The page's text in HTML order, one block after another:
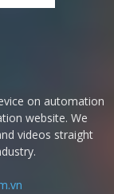
on automation
website. We
videos straight